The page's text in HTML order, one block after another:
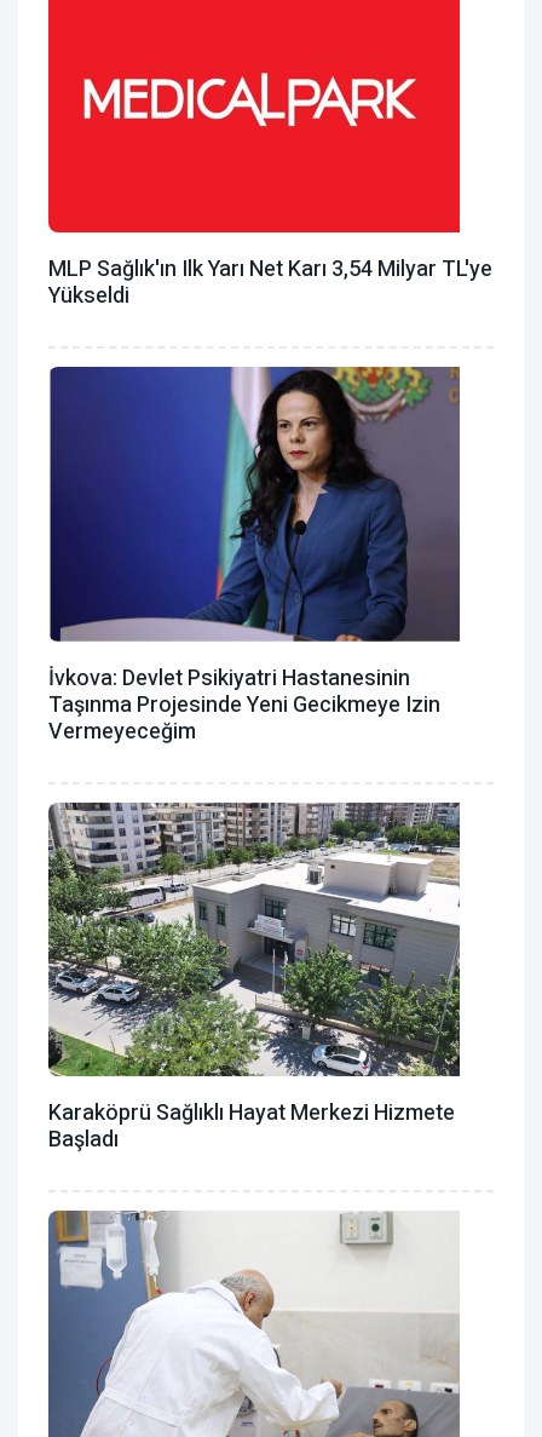
MLP Sağlık'ın Ilk Yarı Net Karı 3,54 Milyar TL'ye
Yükseldi
İvkova: Devlet Psikiyatri Hastanesinin
Taşınma Projesinde Yeni Gecikmeye Izin
Vermeyeceğim
Karaköprü Sağlıklı Hayat Merkezi Hizmete
Başladı